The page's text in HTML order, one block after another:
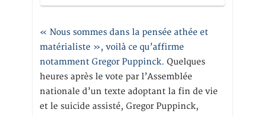
« Nous sommes dans la pensée athée et
matérialiste », voilà ce qu’affirme
notamment Gregor Puppinck. Quelques
heures après le vote par l’Assemblée
nationale d’un texte adoptant la fin de vie
et le suicide assisté, Gregor Puppinck,